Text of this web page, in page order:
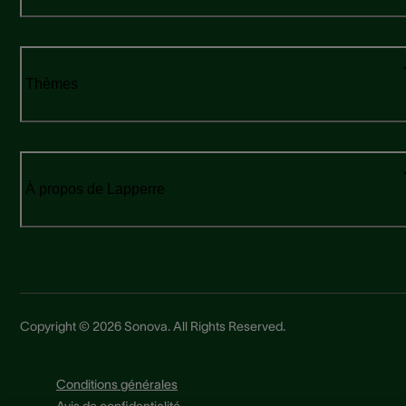
Thèmes
À propos de Lapperre
Copyright © 2026 Sonova. All Rights Reserved.
Conditions générales